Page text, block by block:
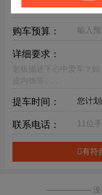
年限要求：
购车预算：
详细要求：
提车时间：
联系电话：
有符
—————— 没